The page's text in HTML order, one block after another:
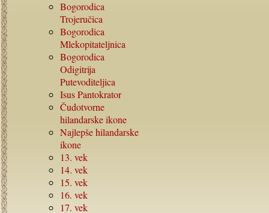
Bogorodica
Trojeručica
Bogorodica
Mlekopitateljnica
Bogorodica
Odigitrija
Putevoditeljica
Isus Pantokrator
Čudotvorne
hilandarske ikone
Najlepše hilandarske
ikone
13. vek
14. vek
15. vek
16. vek
17. vek